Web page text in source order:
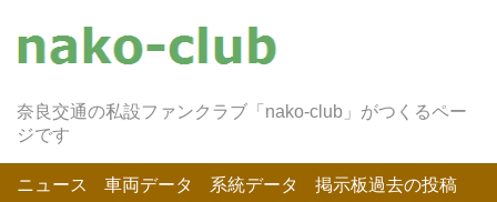
奈良交通の私設ファンクラブ「nako-club」がつくるペー
ジです
ニュース 車両データ 系統データ 掲示板過去の投稿